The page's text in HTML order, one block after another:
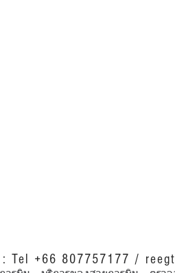
Tel +66 807757177 /